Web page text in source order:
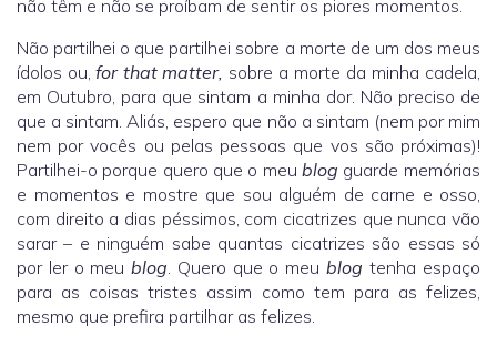
não têm e não se proíbam de sentir os piores momentos.
Não partilhei o que partilhei sobre a morte de um dos meus
ídolos ou, for that matter, sobre a morte da minha cadela,
em Outubro, para que sintam a minha dor. Não preciso de
que a sintam. Aliás, espero que não a sintam (nem por mim
nem por vocês ou pelas pessoas que vos são próximas)!
Partilhei-o porque quero que o meu blog guarde memórias
e momentos e mostre que sou alguém de carne e osso,
com direito a dias péssimos, com cicatrizes que nunca vão
sarar – e ninguém sabe quantas cicatrizes são essas só
por ler o meu blog. Quero que o meu blog tenha espaço
para as coisas tristes assim como tem para as felizes,
mesmo que prefira partilhar as felizes.